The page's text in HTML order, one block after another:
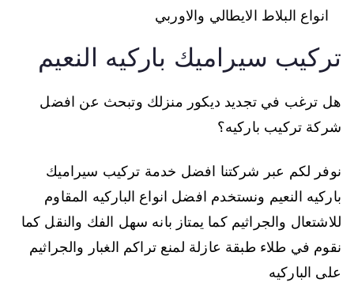
انواع البلاط الايطالي والاوربي
تركيب سيراميك باركيه النعيم
هل ترغب في تجديد ديكور منزلك وتبحث عن افضل
شركة تركيب باركيه؟
نوفر لكم عبر شركتنا افضل خدمة تركيب سيراميك
باركيه النعيم ونستخدم افضل انواع الباركيه المقاوم
للاشتعال والجراثيم كما يمتاز بانه سهل الفك والنقل كما
نقوم في طلاء طبقة عازلة لمنع تراكم الغبار والجراثيم
على الباركيه